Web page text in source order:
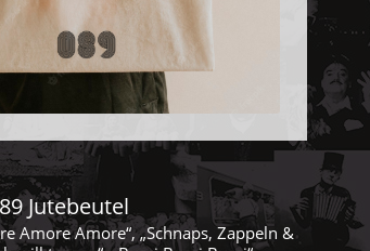
Jutebeutel
Amore Amore“, „Schnaps, Zappeln &